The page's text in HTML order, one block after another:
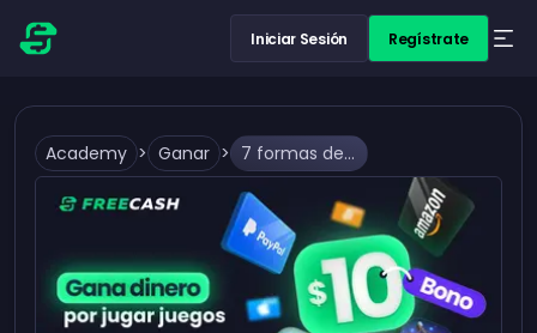
Iniciar Sesión Regístrate
Academy > Ganar > 7 formas de ver Netflix mientras ganas dinero